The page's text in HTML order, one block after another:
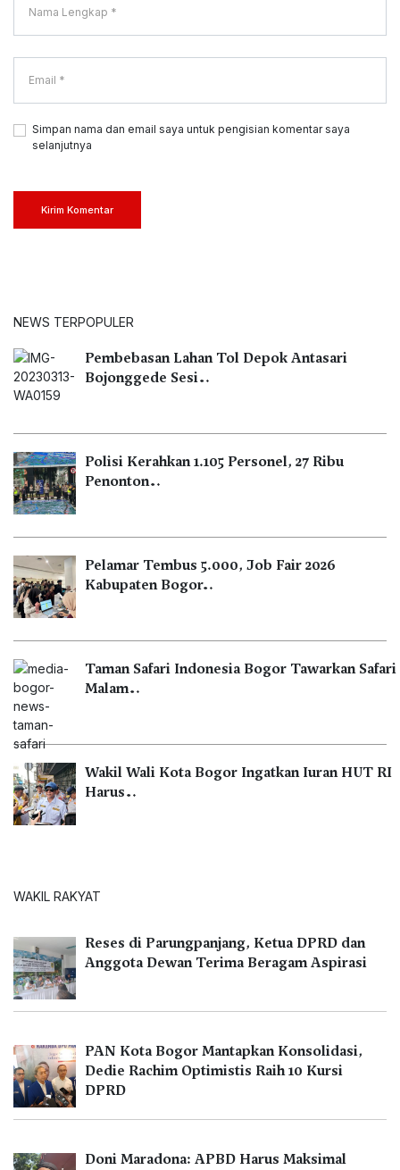
Simpan nama dan email saya untuk pengisian komentar saya
selanjutnya
Kirim Komentar
NEWS TERPOPULER
Pembebasan Lahan Tol Depok Antasari
Bojonggede Sesi…
Polisi Kerahkan 1.105 Personel, 27 Ribu
Penonton…
Pelamar Tembus 5.000, Job Fair 2026
Kabupaten Bogor…
Taman Safari Indonesia Bogor Tawarkan Safari
Malam…
Wakil Wali Kota Bogor Ingatkan Iuran HUT RI
Harus…
WAKIL RAKYAT
Reses di Parungpanjang, Ketua DPRD dan
Anggota Dewan Terima Beragam Aspirasi
PAN Kota Bogor Mantapkan Konsolidasi,
Dedie Rachim Optimistis Raih 10 Kursi
DPRD
Doni Maradona: APBD Harus Maksimal